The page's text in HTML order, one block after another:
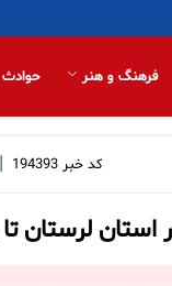
فرهنگ و هنر حوادث
کد خبر 194393
|
لرستان تا